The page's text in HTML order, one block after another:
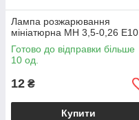
Лампа розжарювання
мініатюрна МН 3,5-0,26 Е10
Готово до відправки більше
10 од.
12 ₴
Купити